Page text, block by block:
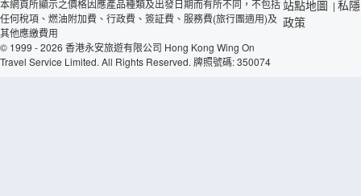
本網頁所顯示之價格因應產品種類及出發日期而有所不同，不包括
任何稅項、燃油附加費、行政費、簽証費、服務費(旅行團適用)及
其他應繳費用
© 1999 - 2026 香港永安旅遊有限公司 Hong Kong Wing On
Travel Service Limited. All Rights Reserved. 牌照號碼: 350074
站點地圖 | 私隱
政策